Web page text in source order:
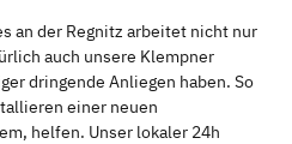
an der Regnitz arbeitet nicht nur
auch unsere Klempner
dringende Anliegen haben. So
einer neuen
helfen. Unser lokaler 24h